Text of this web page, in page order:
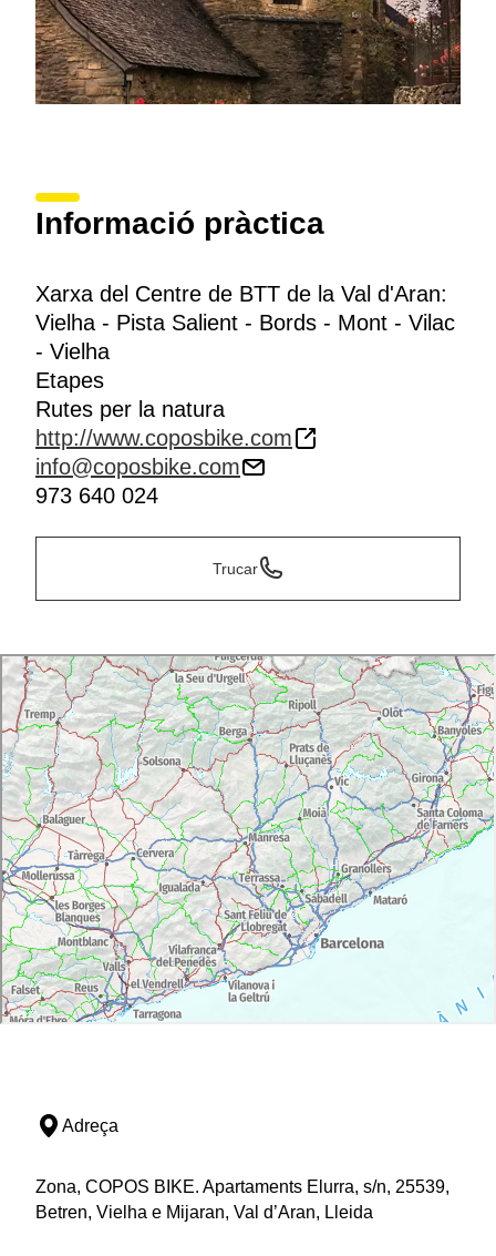
Informació pràctica
Xarxa del Centre de BTT de la Val d'Aran:
Vielha - Pista Salient - Bords - Mont - Vilac
- Vielha
Etapes
Rutes per la natura
http://www.coposbike.com
info@coposbike.com
973 640 024
Trucar
Adreça
Zona, COPOS BIKE. Apartaments Elurra, s/n, 25539,
Betren, Vielha e Mijaran, Val d’Aran, Lleida